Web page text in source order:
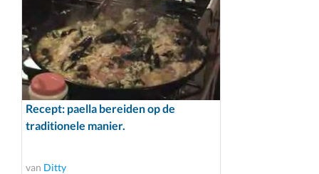
Recept: paella bereiden op de
traditionele manier.
van Ditty